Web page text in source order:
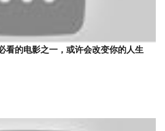
看的电影之一，或许会改变你的人生